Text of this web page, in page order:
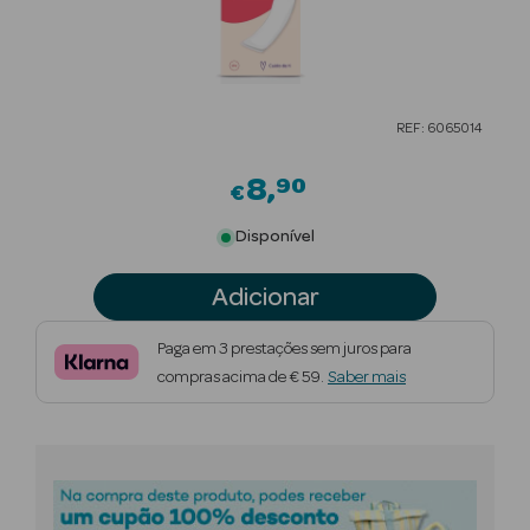
Beauty Season
Nutricosmética
Beauty Season
REF: 6065014
€8 90
Disponível
Adicionar
Paga em 3 prestações sem juros para
compras acima de € 59. Saber mais